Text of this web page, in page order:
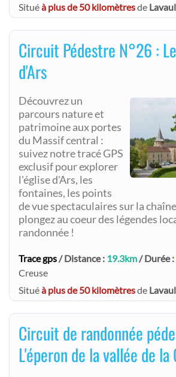
Situéà plus de 50 kilomètresde
Circuit Pédestre N°26 :
d'Ars
Découvrez un
parcours nature et
patrimoine aux portes
du Massif central :
suivez notre tracé GPS
exclusif pour explorer
l'église d'Ars, les
fontaines, les points
de vue spectaculaires sur la
plongez au coeur des légendes
randonnée !
Trace gps/ Distance : 19.3km/ Durée :
Creuse
Situéà plus de 50 kilomètresde
Circuit de randonnée
L'éperon de la vallée de la